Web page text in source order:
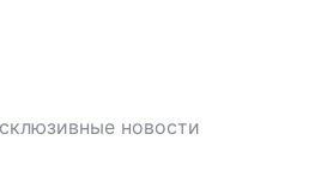
новости